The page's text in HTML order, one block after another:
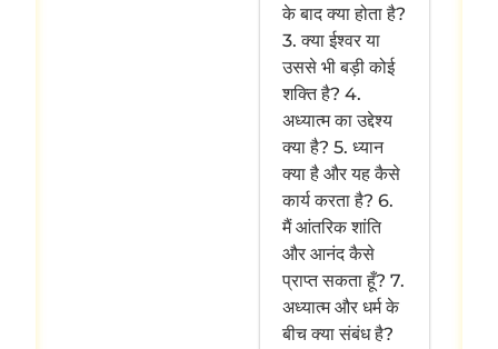
के बाद क्या होता है?
3. क्या ईश्वर या
उससे भी बड़ी कोई
शक्ति है? 4.
अध्यात्म का उद्देश्य
क्या है? 5. ध्यान
क्या है और यह कैसे
कार्य करता है? 6.
मैं आंतरिक शांति
और आनंद कैसे
प्राप्त सकता हूँ? 7.
अध्यात्म और धर्म के
बीच क्या संबंध है?